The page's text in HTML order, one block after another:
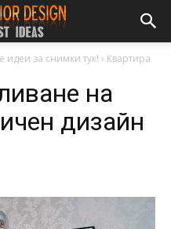
за снимки тук! › Квартира
на
дизайн